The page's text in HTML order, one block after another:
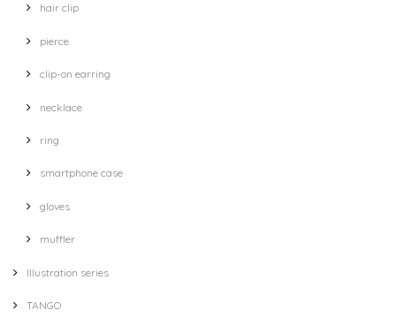
hair clip
pierce
clip-on earring
necklace
ring
smartphone case
gloves
muffler
Illustration series
TANGO